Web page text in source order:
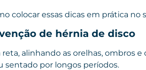
colocar essas dicas em prática no
de hérnia de disco
alinhando as orelhas, ombros e
sentado por longos períodos.